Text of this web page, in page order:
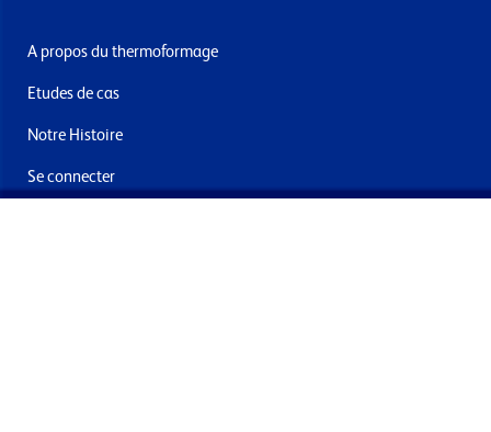
A propos du thermoformage
Etudes de cas
Notre Histoire
Se connecter